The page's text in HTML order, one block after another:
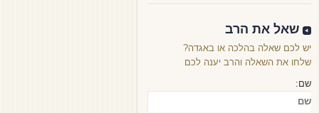
שאל את הרב
יש לכם שאלה בהלכה או באגדה?
שלחו את השאלה והרב יענה לכם
שם: